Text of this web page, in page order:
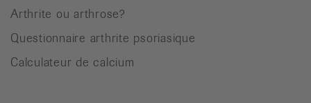
Arthrite ou arthrose?
Questionnaire arthrite psoriasique
Calculateur de calcium